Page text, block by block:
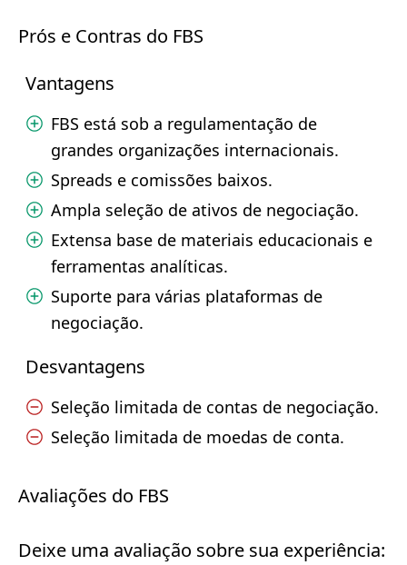
Prós e Contras do FBS
Vantagens
FBS está sob a regulamentação de
grandes organizações internacionais.
Spreads e comissões baixos.
Ampla seleção de ativos de negociação.
Extensa base de materiais educacionais e
ferramentas analíticas.
Suporte para várias plataformas de
negociação.
Desvantagens
Seleção limitada de contas de negociação.
Seleção limitada de moedas de conta.
Avaliações do FBS
Deixe uma avaliação sobre sua experiência: